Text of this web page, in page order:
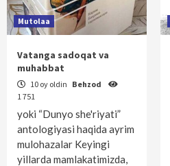
Mutolaa
Vatanga sadoqat va
muhabbat
10 oy oldin Behzod
1 751
yoki “Dunyo she'riyati”
antologiyasi haqida ayrim
mulohazalar Keyingi
yillarda mamlakatimizda,